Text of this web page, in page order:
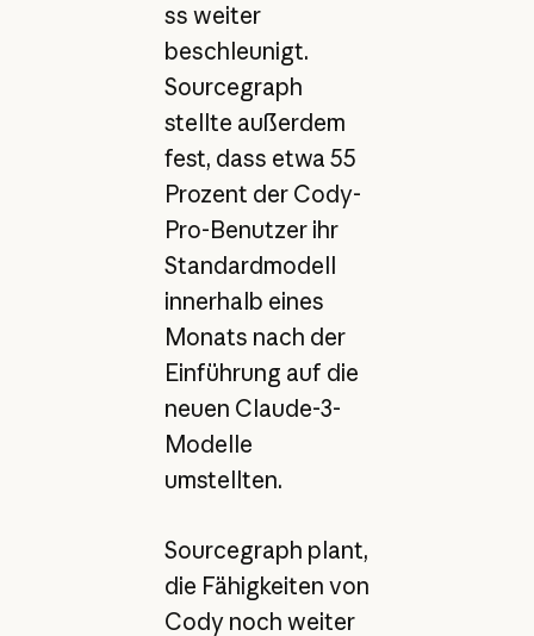
ss weiter
beschleunigt.
Sourcegraph
stellte außerdem
fest, dass etwa 55
Prozent der Cody-
Pro-Benutzer ihr
Standardmodell
innerhalb eines
Monats nach der
Einführung auf die
neuen Claude-3-
Modelle
umstellten.
Sourcegraph plant,
die Fähigkeiten von
Cody noch weiter